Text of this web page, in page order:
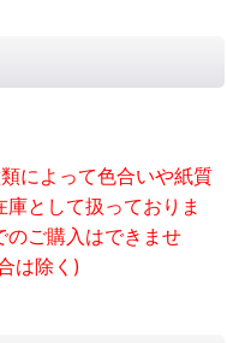
によって色合いや紙質
として扱っておりま
のご購入はできませ
は除く)